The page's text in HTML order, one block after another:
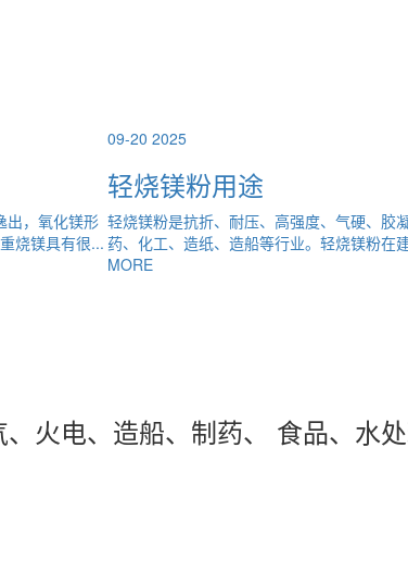
用于国防、医
制做胎子...
09-20 2025
煅烧镁橄榄砂的作用
煅烧镁橄榄砂型铸造工艺是铸造行业的传统
大。以前厂家使用的原砂多为石英砂，煅烧
MORE
火电、造船、制药、 食品、水处